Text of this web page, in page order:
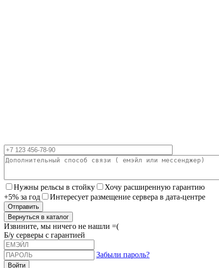
Нужны рельсы в стойку
Хочу расширенную гарантию
+5% за год
Интересует размещение сервера в дата-центре
Вернуться в каталог
Извините, мы ничего не нашли =(
Б/у серверы с гарантией
Забыли пароль?